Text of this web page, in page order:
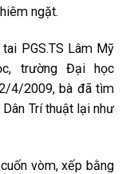
ngặt.
PGS.TS Lâm Mỹ
trường Đại học
4/2009, bà đã tìm
Trí thuật lại như
vòm, xếp bằng